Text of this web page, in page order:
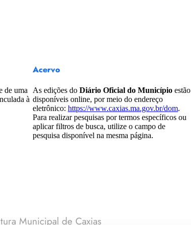
de uma
à
Acervo
As edições do Diário Oficial do Município estão
disponíveis online, por meio do endereço
eletrônico: https://www.caxias.ma.gov.br/dom.
Para realizar pesquisas por termos específicos ou
aplicar filtros de busca, utilize o campo de
pesquisa disponível na mesma página.
Municipal de Caxias